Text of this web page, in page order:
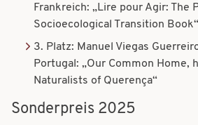
Frankreich: „Lire pour Agir: The
Socioecological Transition Book“
3. Platz: Manuel Viegas
Portugal: „Our Common Home,
Naturalists of Querença“
Sonderpreis 2025